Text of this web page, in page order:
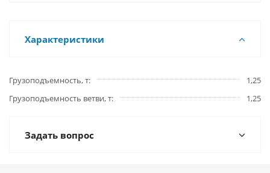
Характеристики
Грузоподъемность, т
1,25
Грузоподъемность ветви, т
1,25
Задать вопрос